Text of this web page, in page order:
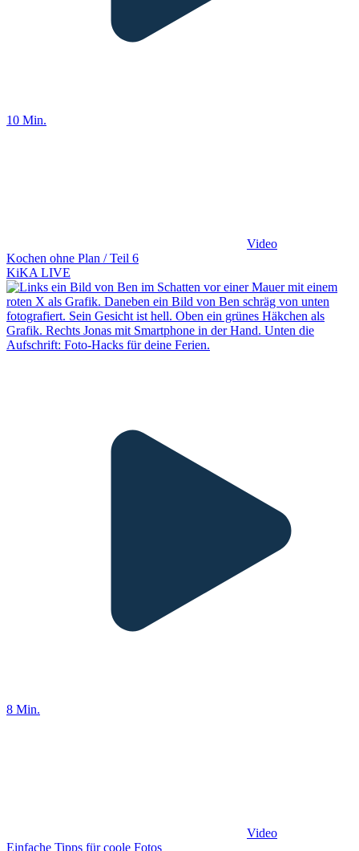
10 Min.
Video
Kochen ohne Plan / Teil 6
KiKA LIVE
8 Min.
Video
Einfache Tipps für coole Fotos